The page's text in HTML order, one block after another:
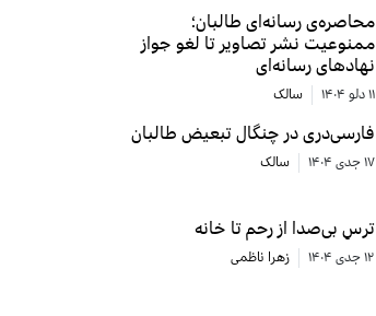
محاصره‌ی رسانه‌ای طالبان؛
ممنوعیت نشر تصاویر تا لغو جواز
نهادهای رسانه‌ای
۱۱ دلو ۱۴۰۴ سالک
فارسی‌دری در چنگال تبعیض طالبان
۱۷ جدی ۱۴۰۴ سالک
ترسِ بی‌صدا از رحم تا خانه
۱۲ جدی ۱۴۰۴ زهرا ناظمی